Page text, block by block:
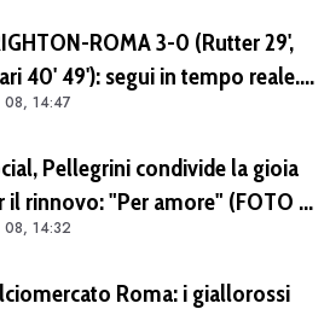
ROMA 3-0 (Rutter 29',
40' 49'): segui in tempo reale.
in gol il Brighton in avvio
08, 14:47
Pellegrini condivide la gioia
il rinnovo: "Per amore" (FOTO e
08, 14:32
Roma: i giallorossi